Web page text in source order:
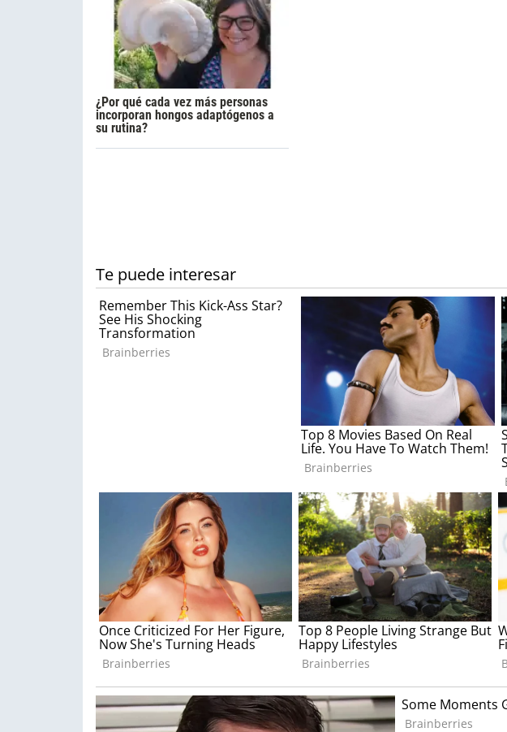
¿Por qué cada vez más personas
incorporan hongos adaptógenos a
su rutina?